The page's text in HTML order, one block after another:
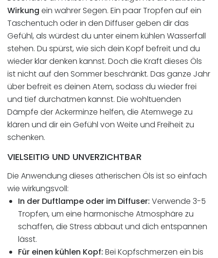
Wirkung ein wahrer Segen. Ein paar Tropfen auf ein
Taschentuch oder in den Diffuser geben dir das
Gefühl, als würdest du unter einem kühlen Wasserfall
stehen. Du spürst, wie sich dein Kopf befreit und du
wieder klar denken kannst. Doch die Kraft dieses Öls
ist nicht auf den Sommer beschränkt. Das ganze Jahr
über befreit es deinen Atem, sodass du wieder frei
und tief durchatmen kannst. Die wohltuenden
Dämpfe der Ackerminze helfen, die Atemwege zu
klären und dir ein Gefühl von Weite und Freiheit zu
schenken.
VIELSEITIG UND UNVERZICHTBAR
Die Anwendung dieses ätherischen Öls ist so einfach
wie wirkungsvoll:
In der Duftlampe oder im Diffuser: Verwende 3-5
Tropfen, um eine harmonische Atmosphäre zu
schaffen, die Stress abbaut und dich entspannen
lässt.
Für einen kühlen Kopf: Bei Kopfschmerzen ein bis